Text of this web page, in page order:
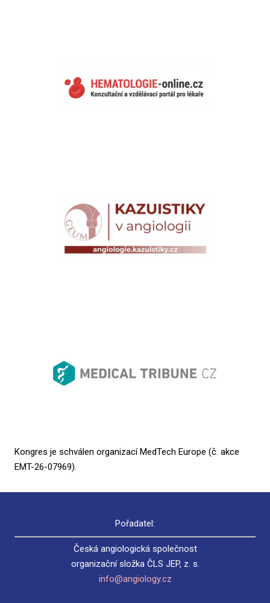
Kongres je schválen organizací MedTech Europe (č. akce
EMT-26-07969).
Pořadatel:
Česká angiologická společnost
organizační složka ČLS JEP, z. s.
info@angiology.cz